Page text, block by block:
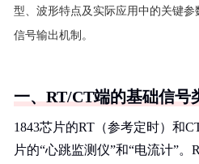
型、波形特点及实际应用中的关键
信号输出机制。
一、RT/CT端的基础信号
1843芯片的RT（参考定时）和
片的“心跳监测仪”和“电流计”。